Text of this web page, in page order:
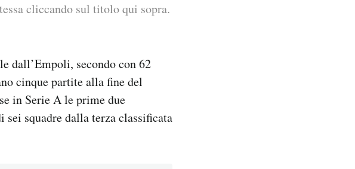
cliccando sul titolo qui sopra.
dall’Empoli, secondo con 62
cinque partite alla fine del
in Serie A le prime due
squadre dalla terza classificata